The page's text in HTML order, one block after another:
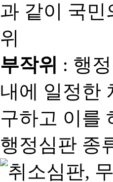
과 같이 국
위
부작위 : 행
내에 일정한
구하고 이를
행정심판 종